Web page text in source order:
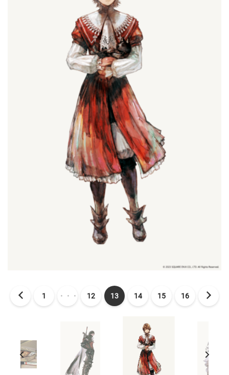
1 ・・・ 12 13 14 15 16